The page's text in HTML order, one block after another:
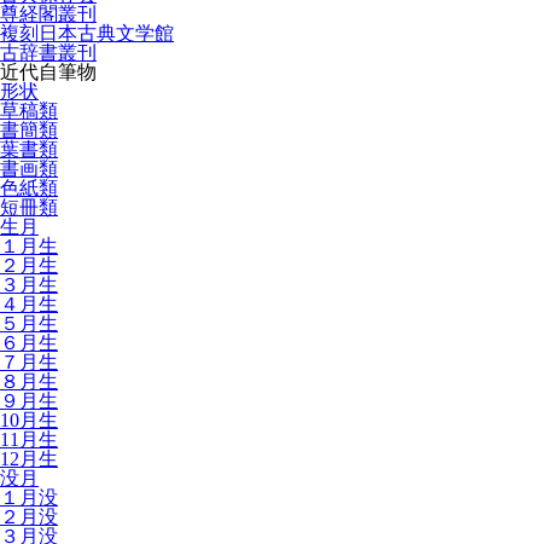
尊経閣叢刊
複刻日本古典文学館
古辞書叢刊
近代自筆物
形状
草稿類
書簡類
葉書類
書画類
色紙類
短冊類
生月
１月生
２月生
３月生
４月生
５月生
６月生
７月生
８月生
９月生
10月生
11月生
12月生
没月
１月没
２月没
３月没